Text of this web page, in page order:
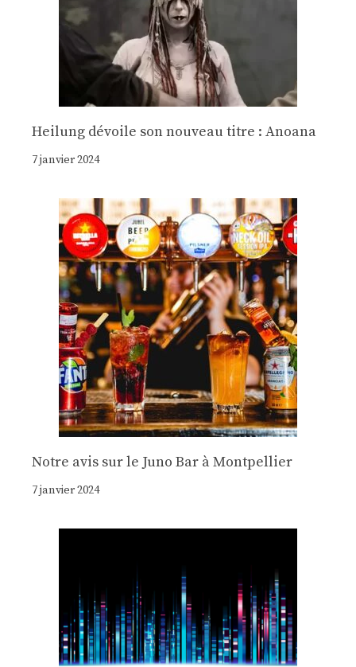
Heilung dévoile son nouveau titre : Anoana
7 janvier 2024
Notre avis sur le Juno Bar à Montpellier
7 janvier 2024